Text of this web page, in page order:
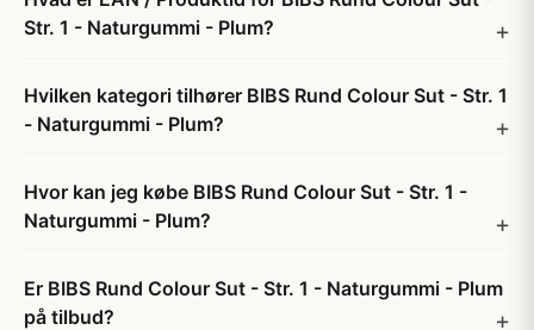
Str. 1 - Naturgummi - Plum?
Hvilken kategori tilhører BIBS Rund Colour Sut - Str. 1
- Naturgummi - Plum?
Hvor kan jeg købe BIBS Rund Colour Sut - Str. 1 -
Naturgummi - Plum?
Er BIBS Rund Colour Sut - Str. 1 - Naturgummi - Plum
på tilbud?